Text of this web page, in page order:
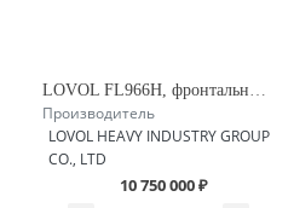
Производитель
LOVOL HEAVY INDUSTRY GROUP
CO., LTD
10 750 000 ₽